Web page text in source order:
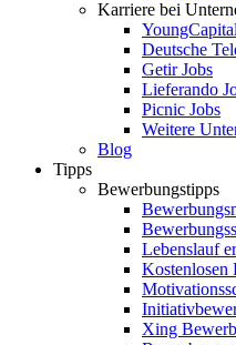
Karriere bei
Deutsche
Getir Jobs
Lieferando
Picnic Jobs
Weitere
Blog
Tipps
Bewerbungstipps
Lebenslauf
Kostenlosen
Xing